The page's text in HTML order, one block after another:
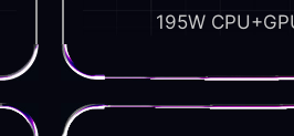
195W